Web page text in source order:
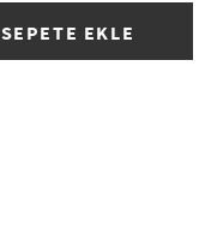
SEPETE EKLE